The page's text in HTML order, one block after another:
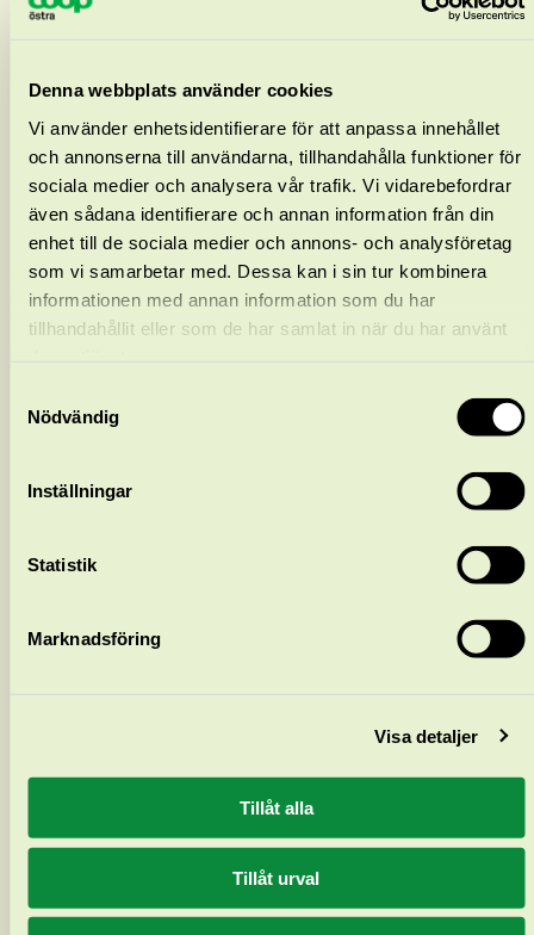
Denna webbplats använder cookies
Vi använder enhetsidentifierare för att anpassa innehållet
och annonserna till användarna, tillhandahålla funktioner för
sociala medier och analysera vår trafik. Vi vidarebefordrar
även sådana identifierare och annan information från din
enhet till de sociala medier och annons- och analysföretag
som vi samarbetar med. Dessa kan i sin tur kombinera
informationen med annan information som du har
tillhandahållit eller som de har samlat in när du har använt
Nödvändig
Inställningar
Statistik
Marknadsföring
Visa detaljer
Tillåt alla
Tillåt urval